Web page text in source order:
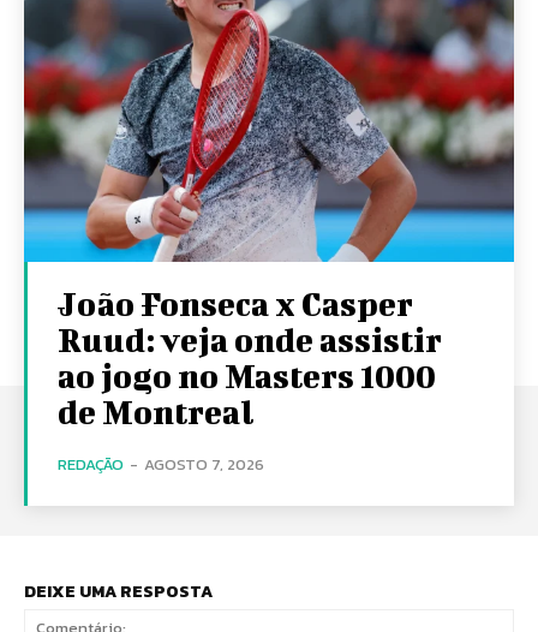
João Fonseca x Casper
Ruud: veja onde assistir
ao jogo no Masters 1000
de Montreal
REDAÇÃO - AGOSTO 7, 2026
DEIXE UMA RESPOSTA